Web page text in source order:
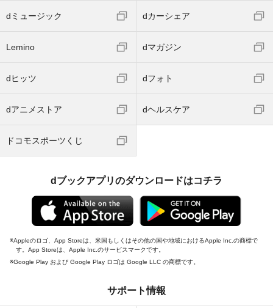
dミュージック dカーシェア
Lemino dマガジン
dヒッツ dフォト
dアニメストア dヘルスケア
ドコモスポーツくじ
dブックアプリのダウンロードはコチラ
Appleのロゴ、App Storeは、米国もしくはその他の国や地域におけるApple Inc.の商標で
す。App Storeは、Apple Inc.のサービスマークです。
Google Play および Google Play ロゴは Google LLC の商標です。
サポート情報